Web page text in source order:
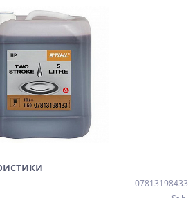
07813198433